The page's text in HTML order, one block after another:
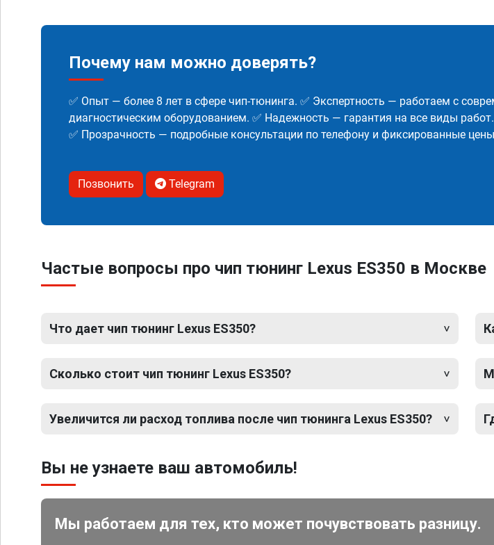
Почему нам можно доверять?
✅ Опыт — более 8 лет в сфере чип-тюнинга. ✅ Экспертность — работаем с
диагностическим оборудованием. ✅ Надежность — гарантия на все виды работ.
✅ Прозрачность — подробные консультации по телефону и фиксированные
Позвонить Telegram
Частые вопросы про чип тюнинг Lexus ES350 в Москве
Что дает чип тюнинг Lexus ES350?
Сколько стоит чип тюнинг Lexus ES350?
Увеличится ли расход топлива после чип тюнинга Lexus ES350?
Вы не узнаете ваш автомобиль!
Мы работаем для тех, кто может почувствовать разницу.